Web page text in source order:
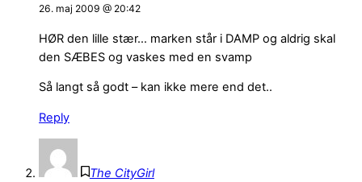
26. maj 2009 @ 20:42
HØR den lille stær… marken står i DAMP og aldrig skal
den SÆBES og vaskes med en svamp
Så langt så godt – kan ikke mere end det..
Reply
The CityGirl